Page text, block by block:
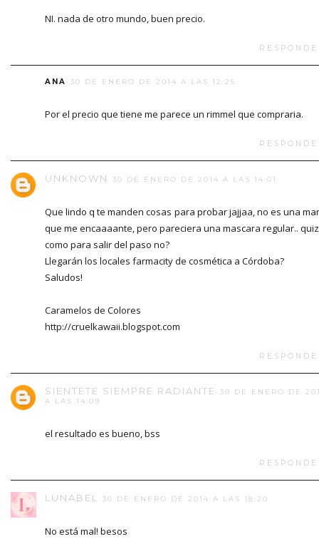
NI. nada de otro mundo, buen precio.
ANA 30 DE ENERO DE 2014 A LAS 12:25
Por el precio que tiene me parece un rimmel que compraria.
UNKNOWN 30 DE ENERO DE 2014 A LAS 14:01
Que lindo q te manden cosas para probar jajjaa, no es una
que me encaaaante, pero pareciera una mascara regular..
como para salir del paso no?
Llegarán los locales farmacity de cosmética a Córdoba?
Saludos!
Caramelos de Colores
http://cruelkawaii.blogspot.com
SIENTETE SIEMPRE RADIANTE
30 DE ENERO DE
A LAS 14:09
el resultado es bueno, bss
LUNABEL 30 DE ENERO DE 2014 A LAS 18:20
No está mal! besos